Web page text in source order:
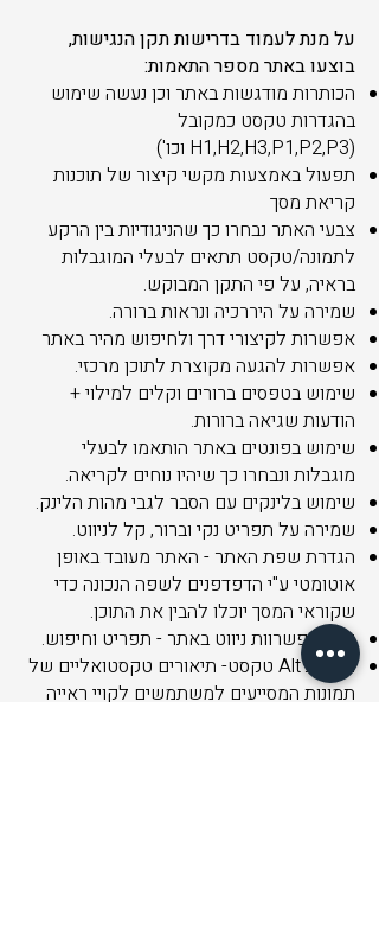
על מנת לעמוד בדרישות תקן הנגישות,
בוצעו באתר מספר התאמות:
הכותרות מודגשות באתר וכן נעשה שימוש
בהגדרות טקסט כמקובל
(H1,H2,H3,P1,P2,P3 וכו')
תפעול באמצעות מקשי קיצור של תוכנות
קריאת מסך
צבעי האתר נבחרו כך שהניגודיות בין הרקע
לתמונה/טקסט תתאים לבעלי המוגבלות
בראיה, על פי התקן המבוקש.​
שמירה על היררכיה ונראות ברורה.
אפשרות לקיצורי דרך ולחיפוש מהיר באתר
אפשרות להגעה מקוצרת לתוכן מרכזי.
שימוש בטפסים ברורים וקלים למילוי +
הודעות שגיאה ברורות.
שימוש בפונטים באתר הותאמו לבעלי
מוגבלות ונבחרו כך שיהיו נוחים לקריאה.
שימוש בלינקים עם הסבר לגבי מהות הלינק.
שמירה על תפריט נקי וברור, קל לניווט.
הגדרת שפת האתר - האתר מעובד באופן
אוטומטי ע"י הדפדפנים לשפה הנכונה כדי
שקוראי המסך יוכלו להבין את התוכן.
שתי אפשרוות ניווט באתר - תפריט וחיפוש.
הגדרת Alt טקסט- תיאורים טקסטואליים של
תמונות המסייעים למשתמשים לקויי ראייה